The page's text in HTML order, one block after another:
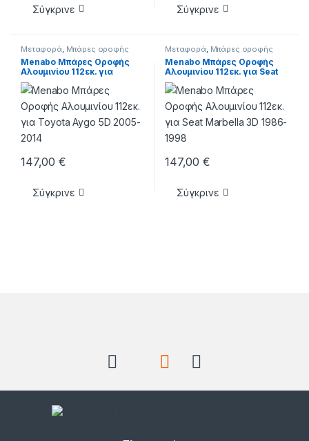
Σύγκρινε Σύγκρινε
Μεταφορά, Μπάρες οροφής
Menabo Μπάρες Οροφής
Αλουμινίου 112εκ. για
Toyota Aygo 5D 2005-2014
147,00€
Σύγκρινε
Μεταφορά, Μπάρες οροφής
Menabo Μπάρες Οροφής
Αλουμινίου 112εκ. για Seat
Marbella 3D 1986-1998
147,00€
Σύγκρινε